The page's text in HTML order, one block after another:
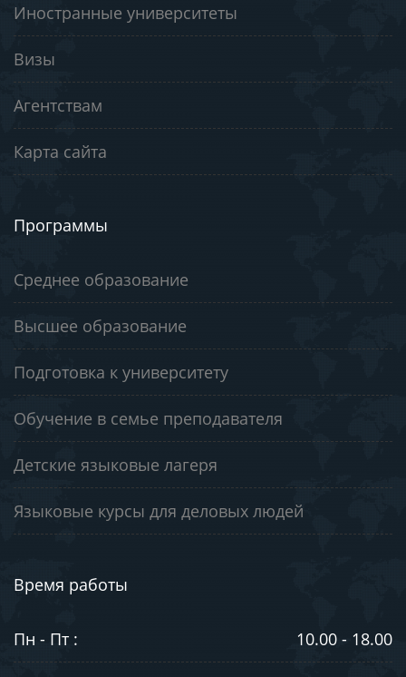
Иностранные университеты
Визы
Агентствам
Карта сайта
Программы
Среднее образование
Высшее образование
Подготовка к университету
Обучение в семье преподавателя
Детские языковые лагеря
Языковые курсы для деловых людей
Время работы
Пн - Пт : 10.00 - 18.00